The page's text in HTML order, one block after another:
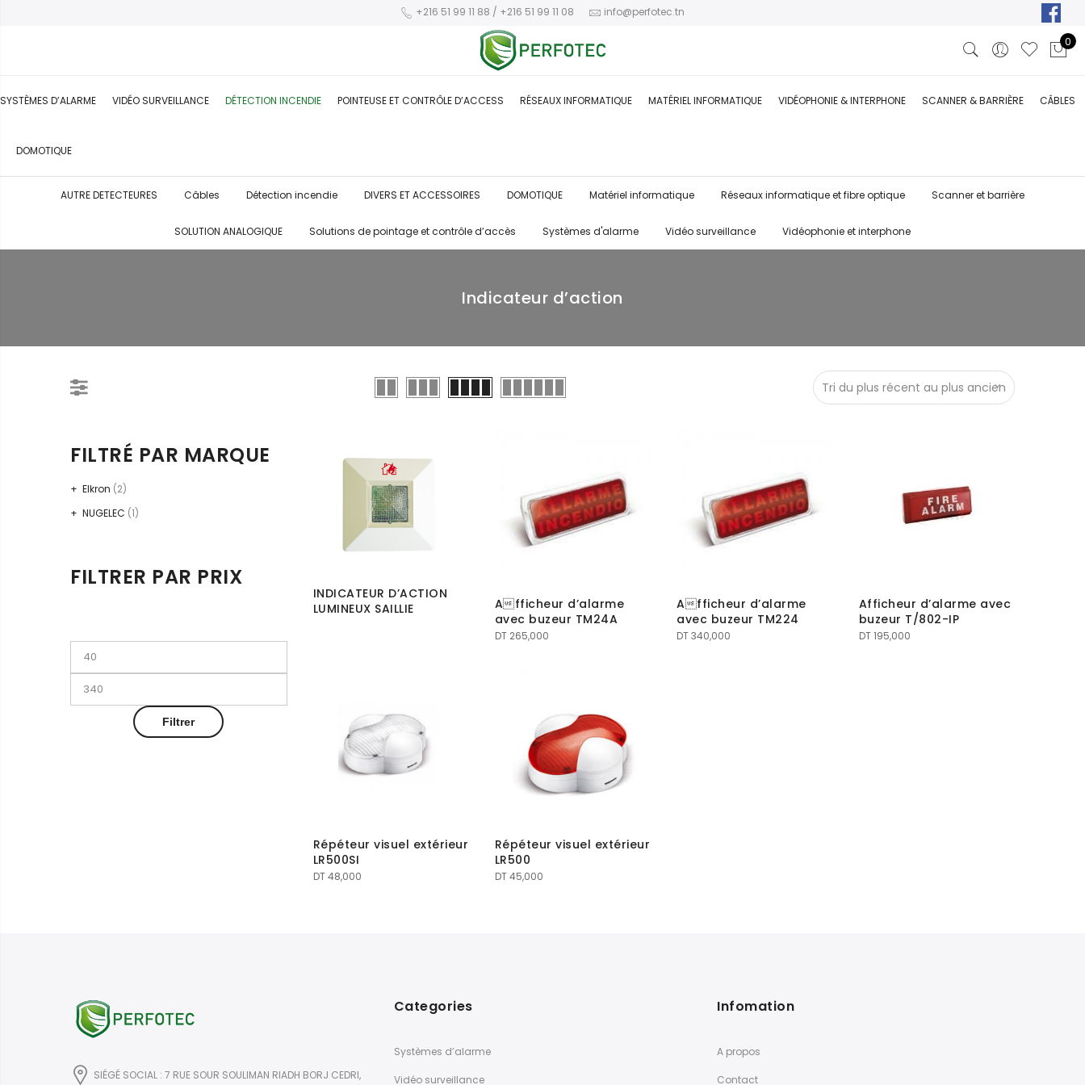
+216 51 99 11 88 / +216 51 99 11 08 info@perfotec.tn
0
SYSTÈMES D’ALARME VIDÉO SURVEILLANCE DÉTECTION INCENDIE POINTEUSE ET CONTRÔLE D’ACCESS RÉSEAUX INFORMATIQUE MATÉRIEL INFORMATIQUE VIDÉOPHONIE & INTERPHONE SCANNER & BARRIÈRE CÂBLES
DOMOTIQUE
AUTRE DETECTEURES Câbles Détection incendie DIVERS ET ACCESSOIRES DOMOTIQUE Matériel informatique Réseaux informatique et fibre optique Scanner et barrière
SOLUTION ANALOGIQUE Solutions de pointage et contrôle d’accès Systèmes d'alarme Vidéo surveillance Vidéophonie et interphone
Indicateur d’action
INDICATEUR D’ACTION
LUMINEUX SAILLIE
Afficheur d’alarme
avec buzeur TM24A
DT265,000
Afficheur d’alarme
avec buzeur TM224
DT340,000
Afficheur d’alarme avec
buzeur T/802-IP
DT195,000
Répéteur visuel extérieur
LR500SI
DT48,000
Répéteur visuel extérieur
LR500
DT45,000
FILTRÉ PAR MARQUE
Elkron (2)
NUGELEC (1)
FILTRER PAR PRIX
Filtrer
SIÉGÉ SOCIAL : 7 RUE SOUR SOULIMAN RIADH BORJ CEDRI,
Categories
Systèmes d’alarme
Vidéo surveillance
Infomation
A propos
Contact